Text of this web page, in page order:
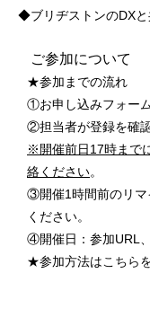
◆ブリヂストンのDXと
ご参加について
★参加までの流れ
①お申し込みフォー
②担当者が登録を確
※開催前日17時まで
絡ください。
③開催1時間前のリ
ください。
④開催日：参加URL
★参加方法はこちら